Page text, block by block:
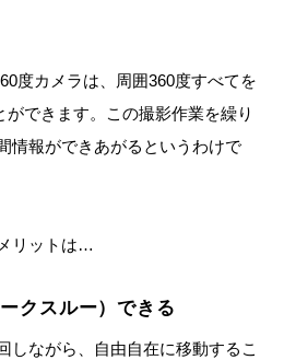
度カメラは、周囲360度すべてを
できます。この撮影作業を繰り
情報ができあがるというわけで
リットは…
クスルー）できる
しながら、自由自在に移動するこ